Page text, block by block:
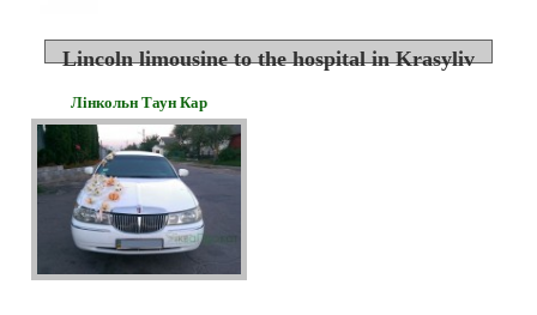
Lincoln limousine to the hospital in Krasyliv
Лінкольн Таун Кар